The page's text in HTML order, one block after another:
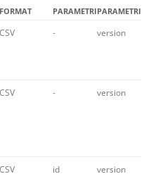
FORMAT
PARAMETRIPARAMETRI
CSV - version
CSV - version
CSV id version